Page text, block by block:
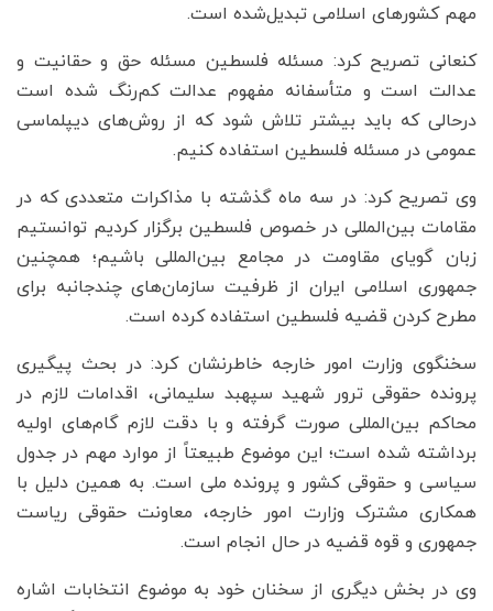
مهم کشورهای اسلامی تبدیل‌شده است.
کنعانی تصریح کرد: مسئله فلسطین مسئله حق و حقانیت و
عدالت است و متأسفانه مفهوم عدالت کم‌رنگ شده است
درحالی که باید بیشتر تلاش شود که از روش‌های دیپلماسی
عمومی در مسئله فلسطین استفاده کنیم.
وی تصریح کرد: در سه ماه گذشته با مذاکرات متعددی که در
مقامات بین‌المللی در خصوص فلسطین برگزار کردیم توانستیم
زبان گویای مقاومت در مجامع بین‌المللی باشیم؛ همچنین
جمهوری اسلامی ایران از ظرفیت‌ سازمان‌های چندجانبه برای
مطرح کردن قضیه فلسطین استفاده کرده است.
سخنگوی وزارت امور خارجه خاطرنشان کرد: در بحث پیگیری
پرونده حقوقی ترور شهید سپهبد سلیمانی، اقدامات لازم در
محاکم بین‌المللی صورت گرفته و با دقت لازم گام‌های اولیه
برداشته‌ شده است؛ این موضوع طبیعتاً از موارد مهم در جدول
سیاسی و حقوقی کشور و پرونده ملی است. به همین دلیل با
همکاری مشترک وزارت امور خارجه، معاونت حقوقی ریاست
جمهوری و قوه قضیه در حال انجام است.
وی در بخش دیگری از سخنان خود به موضوع انتخابات اشاره